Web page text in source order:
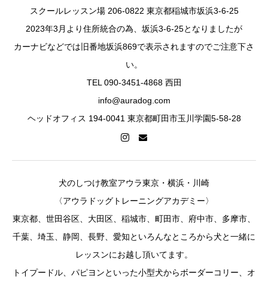
スクールレッスン場 206-0822 東京都稲城市坂浜3-6-25
2023年3月より住所統合の為、坂浜3-6-25となりましたが
カーナビなどでは旧番地坂浜869で表示されますのでご注意下さ
い。
TEL 090-3451-4868 西田
info@auradog.com
ヘッドオフィス 194-0041 東京都町田市玉川学園5-58-28
犬のしつけ教室アウラ東京・横浜・川崎
〈アウラドッグトレーニングアカデミー〉
東京都、世田谷区、大田区、稲城市、町田市、府中市、多摩市、
千葉、埼玉、静岡、長野、愛知といろんなところから犬と一緒に
レッスンにお越し頂いてます。
トイプードル、パピヨンといった小型犬からボーダーコリー、オ